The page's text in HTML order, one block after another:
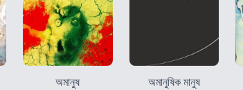
অমানুষ অমানুষিক মানুষ